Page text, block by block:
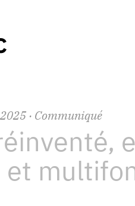
2025 · Communiqué